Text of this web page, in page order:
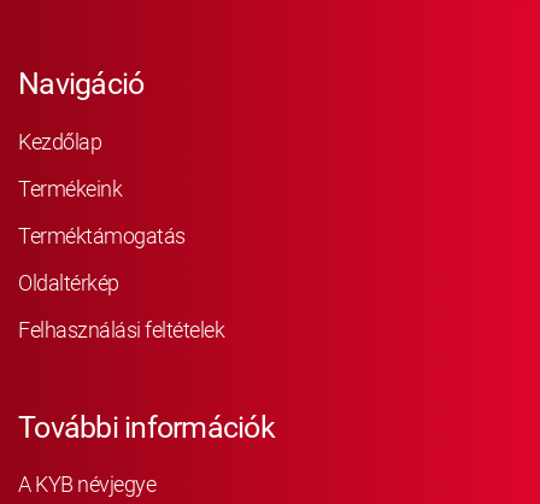
Navigáció
Kezdőlap
Termékeink
Terméktámogatás
Oldaltérkép
Felhasználási feltételek
További információk
A KYB névjegye